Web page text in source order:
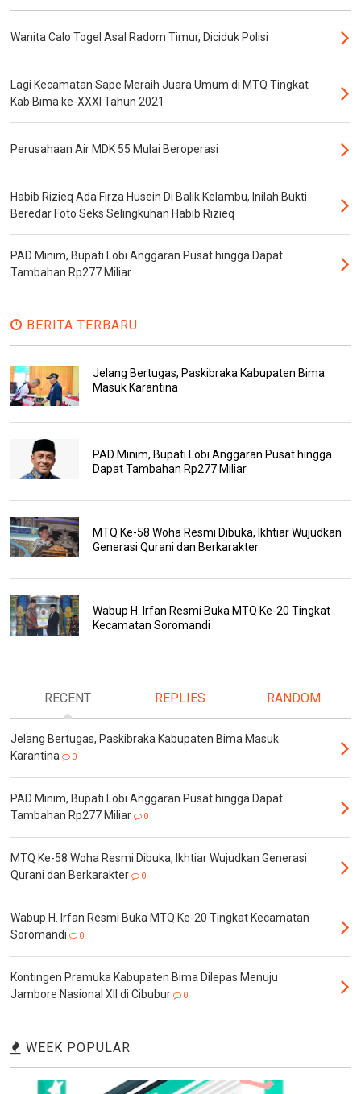
Wanita Calo Togel Asal Radom Timur, Diciduk Polisi
Lagi Kecamatan Sape Meraih Juara Umum di MTQ Tingkat
Kab Bima ke-XXXI Tahun 2021
Perusahaan Air MDK 55 Mulai Beroperasi
Habib Rizieq Ada Firza Husein Di Balik Kelambu, Inilah Bukti
Beredar Foto Seks Selingkuhan Habib Rizieq
PAD Minim, Bupati Lobi Anggaran Pusat hingga Dapat
Tambahan Rp277 Miliar
BERITA TERBARU
Jelang Bertugas, Paskibraka Kabupaten Bima
Masuk Karantina
PAD Minim, Bupati Lobi Anggaran Pusat hingga
Dapat Tambahan Rp277 Miliar
MTQ Ke-58 Woha Resmi Dibuka, Ikhtiar Wujudkan
Generasi Qurani dan Berkarakter
Wabup H. Irfan Resmi Buka MTQ Ke-20 Tingkat
Kecamatan Soromandi
RECENT REPLIES RANDOM
Jelang Bertugas, Paskibraka Kabupaten Bima Masuk
Karantina
0
PAD Minim, Bupati Lobi Anggaran Pusat hingga Dapat
Tambahan Rp277 Miliar
0
MTQ Ke-58 Woha Resmi Dibuka, Ikhtiar Wujudkan Generasi
Qurani dan Berkarakter
0
Wabup H. Irfan Resmi Buka MTQ Ke-20 Tingkat Kecamatan
Soromandi
0
Kontingen Pramuka Kabupaten Bima Dilepas Menuju
Jambore Nasional XII di Cibubur
0
WEEK POPULAR